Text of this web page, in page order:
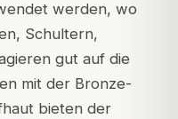
werden, wo
Schultern,
gut auf die
mit der Bronze-
bieten der